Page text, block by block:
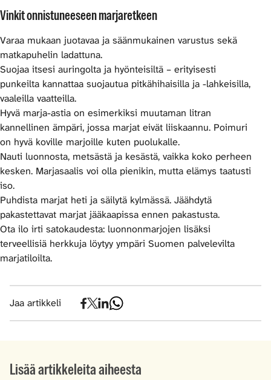
Vinkit onnistuneeseen marjaretkeen
Varaa mukaan juotavaa ja säänmukainen varustus sekä
matkapuhelin ladattuna.
Suojaa itsesi auringolta ja hyönteisiltä – erityisesti
punkeilta kannattaa suojautua pitkähihaisilla ja -lahkeisilla,
vaaleilla vaatteilla.
Hyvä marja-astia on esimerkiksi muutaman litran
kannellinen ämpäri, jossa marjat eivät liiskaannu. Poimuri
on hyvä koville marjoille kuten puolukalle.
Nauti luonnosta, metsästä ja kesästä, vaikka koko perheen
kesken. Marjasaalis voi olla pienikin, mutta elämys taatusti
iso.
Puhdista marjat heti ja säilytä kylmässä. Jäähdytä
pakastettavat marjat jääkaapissa ennen pakastusta.
Ota ilo irti satokaudesta: luonnonmarjojen lisäksi
terveellisiä herkkuja löytyy ympäri Suomen palvelevilta
marjatiloilta.
Jaa artikkeli
Lisää artikkeleita aiheesta